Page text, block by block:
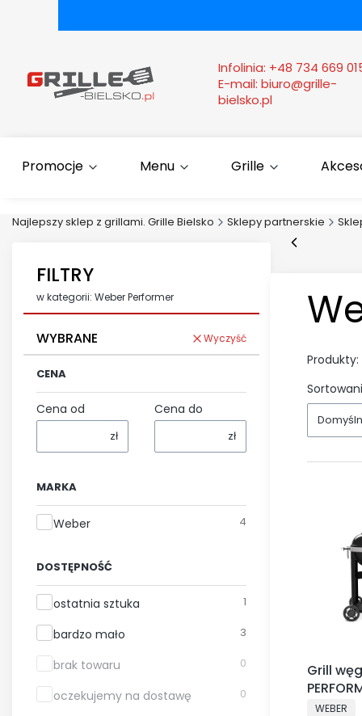
Infolinia: +48 734 669
E-mail: biuro@grille-
bielsko.pl
Promocje Menu Grille
Najlepszy sklep z grillami. Grille Bielsko Sklepy partnerskie
FILTRY
w kategorii: Weber Performer
WYBRANE Wyczyść
CENA
Cena od
zł
Cena do
zł
MARKA
Marka
Weber 4
DOSTĘPNOŚĆ
Dostępność
ostatnia sztuka 1
bardzo mało 3
brak towaru 0
oczekujemy na dostawę 0
Produkty:
Grill
1501630
WEBER